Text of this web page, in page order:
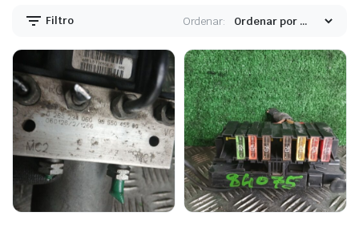
Filtro Ordenar: